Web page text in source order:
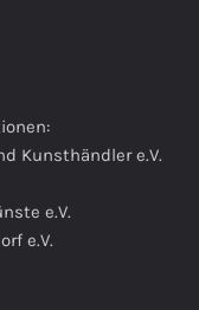
Kunsthändler e.V.
e.V.
e.V.